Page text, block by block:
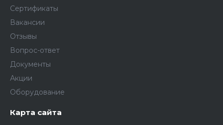
Сертификаты
Вакансии
Отзывы
Вопрос-ответ
Документы
Акции
Оборудование
Карта сайта